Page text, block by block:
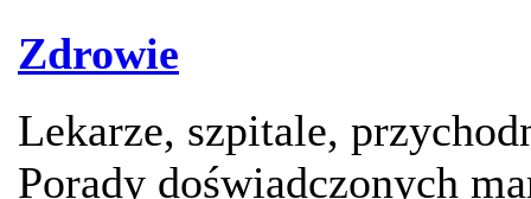
Zdrowie
Lekarze, szpitale,
Porady doświadczonych